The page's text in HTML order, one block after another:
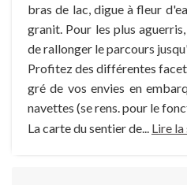
bras de lac, digue à fleur
granit. Pour les plus
de rallonger le parcours
Profitez des différentes
gré de vos envies en
navettes (se rens. pour le
La carte du sentier de... Lire